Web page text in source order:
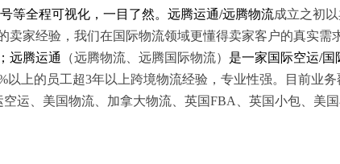
等全程可视化，一目了然。 远腾运通/远腾物流成立之初
卖家经验，我们在国际物流领域更懂得卖家客户的真实需
远腾运通
（远腾物流、远腾国际物流） 是一家国际空运/国
以上的员工超3年以上跨境物流经验，专业性强。目前业
运、美国物流、加拿大物流、英国FBA、英国小包、美